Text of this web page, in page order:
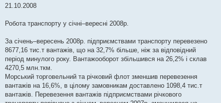
в
о
е
н
я
21.10.2008
Робота транспорту у січні–вересні 2008р.
За січень–вересень 2008р. підприємствами транспорту перевезено
8677,16 тис.т вантажів, що на 32,7% більше, ніж за відповідний
період минулого року. Вантажооборот збільшився на 26,2% і склав
4270,5 млн.ткм.
Морський торговельний та річковий флот зменшив перевезення
вантажів на 16,6%, в цілому замовникам доставлено 1098,4 тис.т
вантажів. Перевезення вантажів підприємствами річкового